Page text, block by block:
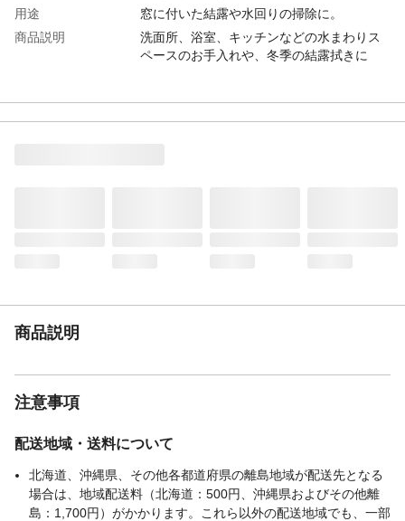
用途
窓に付いた結露や水回りの掃除に。
商品説明
洗面所、浴室、キッチンなどの水まわりス
ペースのお手入れや、冬季の結露拭きに
材質・素材
ポリビニルアルコール、防腐剤
商品説明
注意事項
配送地域・送料について
北海道、沖縄県、その他各都道府県の離島地域が配送先となる
場合は、地域配送料（北海道：500円、沖縄県およびその他離
島：1,700円）がかかります。これら以外の配送地域でも、一部